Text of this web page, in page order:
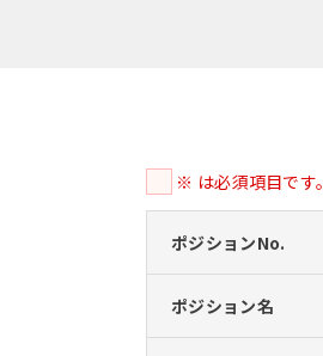
※ は必須項目です。
ポジションNo.
ポジション名